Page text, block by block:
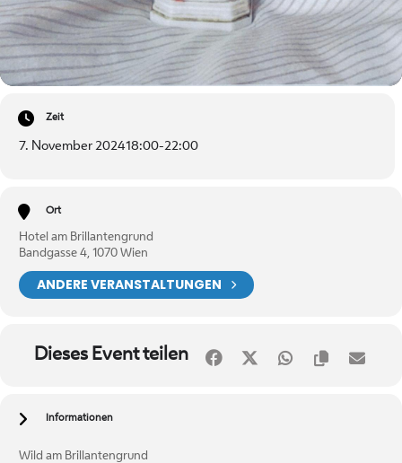
Zeit
7. November 202418:00-22:00
Ort
Hotel am Brillantengrund
Bandgasse 4, 1070 Wien
ANDERE VERANSTALTUNGEN
Dieses Event teilen
Informationen
Wild am Brillantengrund